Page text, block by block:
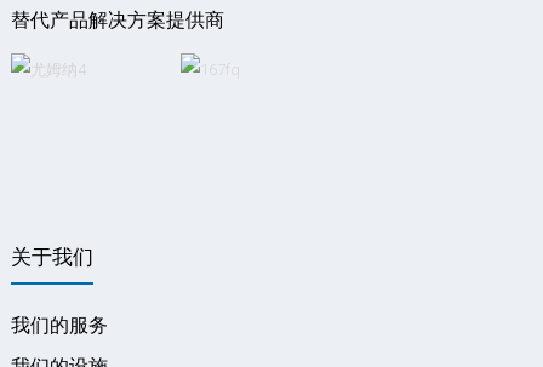
替代产品解决方案提供商
关于我们
我们的服务